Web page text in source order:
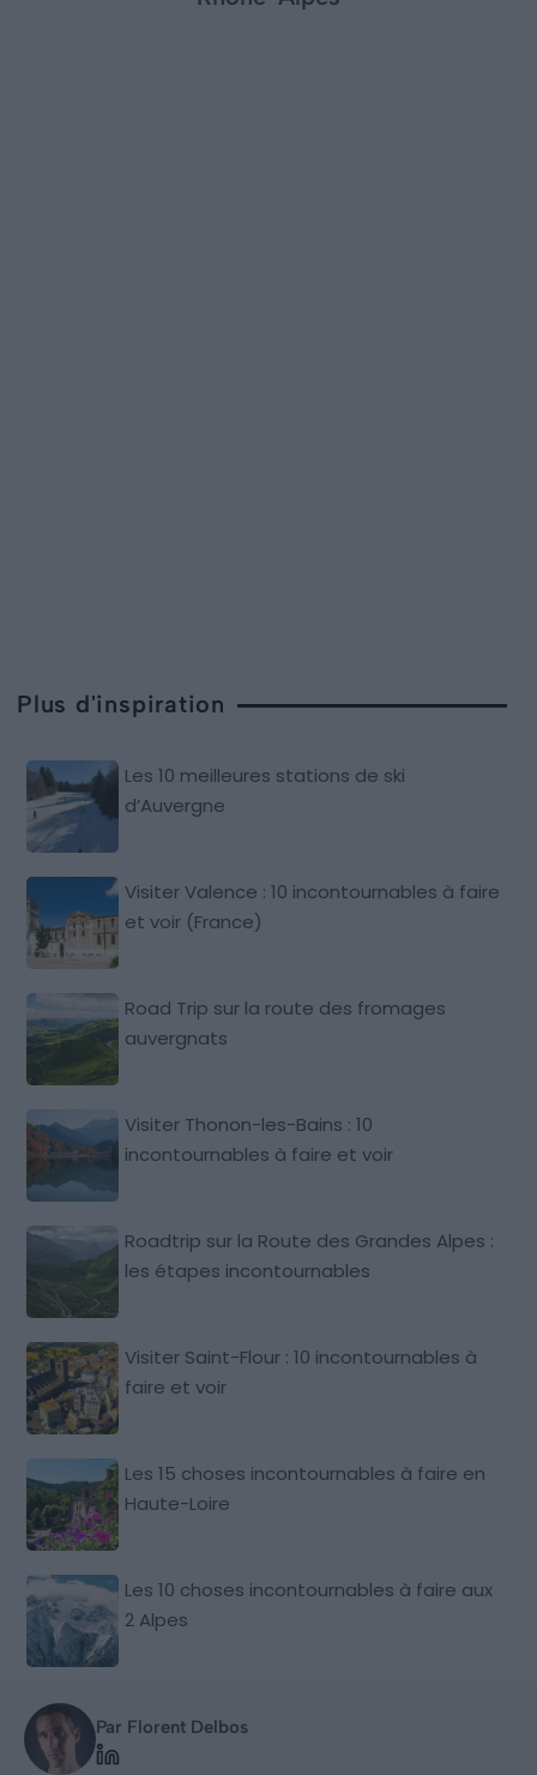
Plus d'inspiration
Les 10 meilleures stations de ski
d’Auvergne
Visiter Valence : 10 incontournables à faire
et voir (France)
Road Trip sur la route des fromages
auvergnats
Visiter Thonon-les-Bains : 10
incontournables à faire et voir
Roadtrip sur la Route des Grandes Alpes :
les étapes incontournables
Visiter Saint-Flour : 10 incontournables à
faire et voir
Les 15 choses incontournables à faire en
Haute-Loire
Les 10 choses incontournables à faire aux
2 Alpes
Par Florent Delbos